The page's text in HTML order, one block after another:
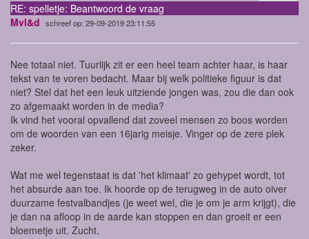
RE: spelletje: Beantwoord de vraag
Mvl&d schreef op: 29-09-2019 23:11:55
Nee totaal niet. Tuurlijk zit er een heel team achter haar, is haar
tekst van te voren bedacht. Maar bij welk politieke figuur is dat
niet? Stel dat het een leuk uitziende jongen was, zou die dan ook
zo afgemaakt worden in de media?
Ik vind het vooral opvallend dat zoveel mensen zo boos worden
om de woorden van een 16jarig meisje. Vinger op de zere plek
zeker.
Wat me wel tegenstaat is dat 'het klimaat' zo gehypet wordt, tot
het absurde aan toe. Ik hoorde op de terugweg in de auto oiver
duurzame festvalbandjes (je weet wel, die je om je arm krijgt), die
je dan na afloop in de aarde kan stoppen en dan groeit er een
bloemetje uit. Zucht.